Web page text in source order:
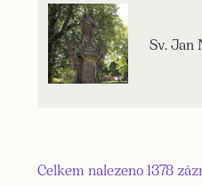
Sv. Jan
Celkem nalezeno 1378